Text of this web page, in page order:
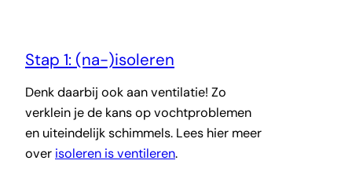
Stap 1: (na-)isoleren
Denk daarbij ook aan ventilatie! Zo
verklein je de kans op vochtproblemen
en uiteindelijk schimmels. Lees hier meer
over isoleren is ventileren.